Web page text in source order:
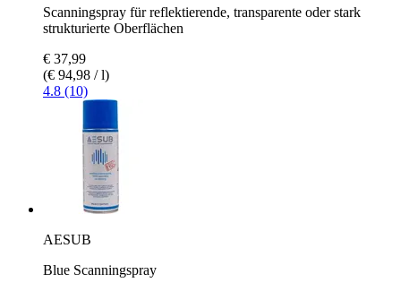
Scanningspray für reflektierende, transparente oder stark
strukturierte Oberflächen
€ 37,99
(€ 94,98 / l)
4.8 (10)
AESUB
Blue Scanningspray